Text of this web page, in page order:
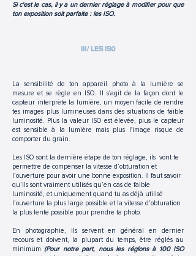
Si c'est le cas, il y a un dernier réglage à modifier pour que
ton exposition soit parfaite : les ISO.
III/ LES ISO
La sensibilité de ton appareil photo à la lumière se
mesure et se règle en ISO. Il s'agit de la façon dont le
capteur interprète la lumière, un moyen facile de rendre
tes images plus lumineuses dans des situations de faible
luminosité. Plus la valeur ISO est élevée, plus le capteur
est sensible à la lumière mais plus l'image risque de
comporter du grain.
Les ISO sont la dernière étape de ton réglage, ils vont te
permettre de compenser la vitesse d’obturation et
l’ouverture pour avoir une bonne exposition. Il faut savoir
qu’ils sont vraiment utilisés qu’en cas de faible
luminosité, et uniquement quand tu as déjà utilisé
l’ouverture la plus large possible et la vitesse d’obturation
la plus lente possible pour prendre ta photo.
En photographie, ils servent en général en dernier
recours et doivent, la plupart du temps, être réglés au
minimum (Pour notre part, nous les réglons à 100 ISO